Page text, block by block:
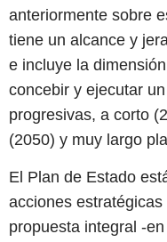
anteriormente sobre
tiene un alcance y
e incluye la
concebir y ejecutar
progresivas, a corto
(2050) y muy largo
El Plan de Estado
acciones
propuesta integral -